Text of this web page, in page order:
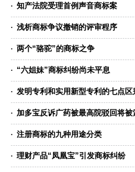
· 知产法院受理首例声音商标案
· 浅析商标争议撤销的评审程序
· 两个“骆驼”的商标之争
· “六姐妹”商标纠纷尚未平息
· 发明专利和实用新型专利的七点区
· 加多宝反诉广药被最高院驳回将被
· 注册商标的九种用途分类
· 理财产品“凤凰宝”引发商标纠纷